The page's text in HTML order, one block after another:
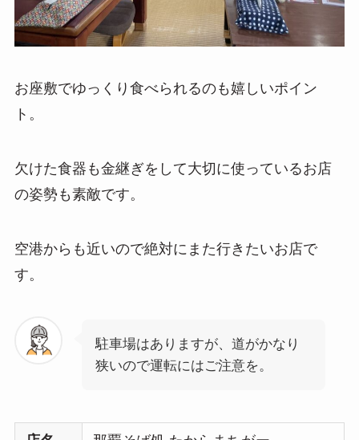
お座敷でゆっくり食べられるのも嬉しいポイン
ト。
欠けた食器も金継ぎをして大切に使っているお店
の姿勢も素敵です。
空港からも近いので絶対にまた行きたいお店で
す。
駐車場はありますが、道がかなり
狭いので運転にはご注意を。